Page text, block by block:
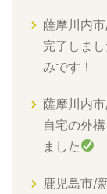
薩摩川内
完了しまし
みです！
薩摩川内
自宅の外
ました
鹿児島市/